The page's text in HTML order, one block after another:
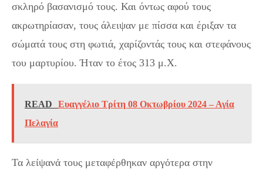
σκληρό βασανισμό τους. Και όντως αφού τους
ακρωτηρίασαν, τους άλειψαν με πίσσα και έριξαν τα
σώματά τους στη φωτιά, χαρίζοντάς τους και στεφάνους
του μαρτυρίου. Ήταν το έτος 313 μ.Χ.
READ
Ευαγγέλιο Τρίτη 08 Οκτωβρίου 2024 – Αγία
Πελαγία
Τα λείψανά τους μεταφέρθηκαν αργότερα στην